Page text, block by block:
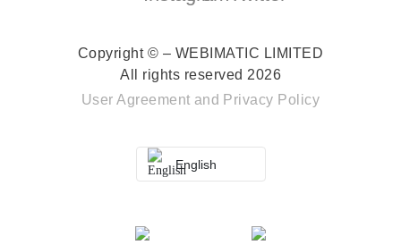
Copyright © – WEBIMATIC LIMITED
All rights reserved 2026
User Agreement and Privacy Policy
English